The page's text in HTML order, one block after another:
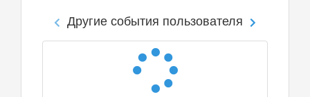
Другие события пользователя